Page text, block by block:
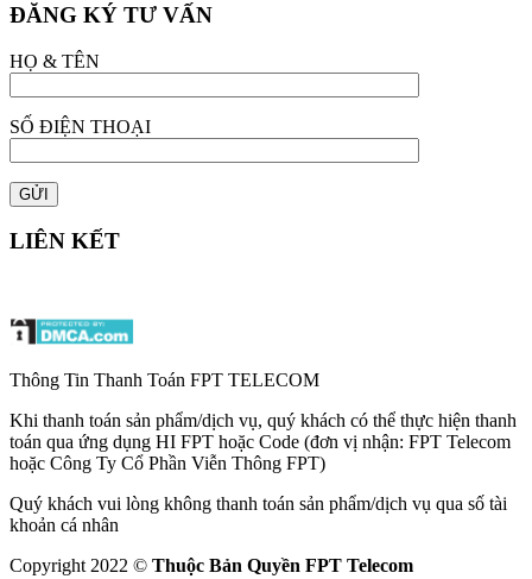
ĐĂNG KÝ TƯ VẤN
HỌ & TÊN
SỐ ĐIỆN THOẠI
LIÊN KẾT
Thông Tin Thanh Toán FPT TELECOM
Khi thanh toán sản phẩm/dịch vụ, quý khách có thể thực hiện thanh
toán qua ứng dụng HI FPT hoặc Code (đơn vị nhận: FPT Telecom
hoặc Công Ty Cổ Phần Viễn Thông FPT)
Quý khách vui lòng không thanh toán sản phẩm/dịch vụ qua số tài
khoản cá nhân
Copyright 2022 © Thuộc Bản Quyền FPT Telecom